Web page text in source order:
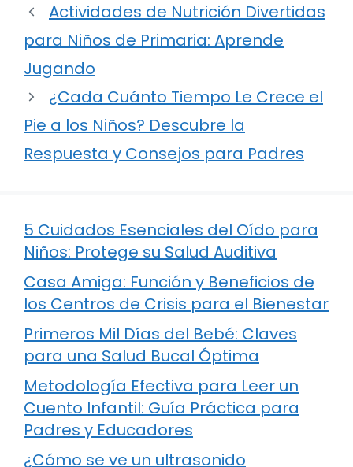
Actividades de Nutrición Divertidas
para Niños de Primaria: Aprende
Jugando
¿Cada Cuánto Tiempo Le Crece el
Pie a los Niños? Descubre la
Respuesta y Consejos para Padres
5 Cuidados Esenciales del Oído para
Niños: Protege su Salud Auditiva
Casa Amiga: Función y Beneficios de
los Centros de Crisis para el Bienestar
Primeros Mil Días del Bebé: Claves
para una Salud Bucal Óptima
Metodología Efectiva para Leer un
Cuento Infantil: Guía Práctica para
Padres y Educadores
¿Cómo se ve un ultrasonido